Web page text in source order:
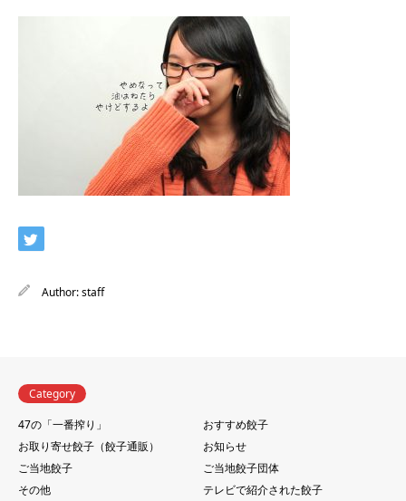
Author:staff
Category
47の「一番搾り」
おすすめ餃子
お取り寄せ餃子（餃子通販）
お知らせ
ご当地餃子
ご当地餃子団体
その他
テレビで紹介された餃子